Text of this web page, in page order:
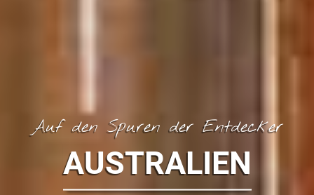
Auf den Spuren der Entdecker
AUSTRALIEN